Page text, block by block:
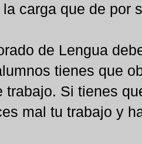
carga que de por
de Lengua
tienes que
trabajo. Si tienes
mal tu trabajo y